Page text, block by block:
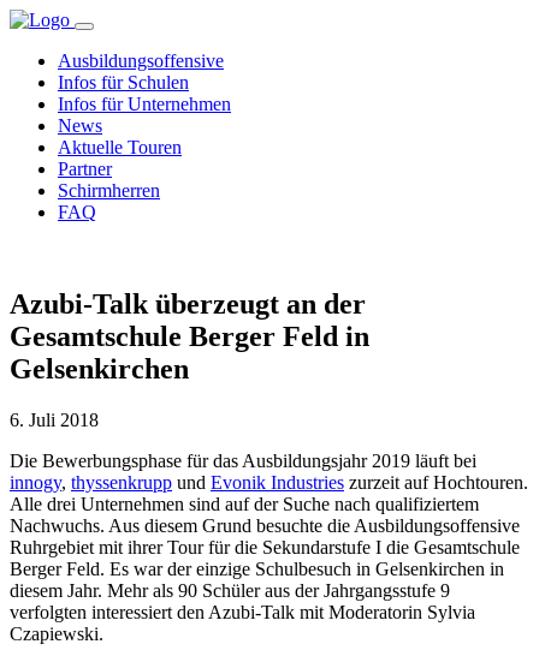
Ausbildungsoffensive
Infos für Schulen
Infos für Unternehmen
News
Aktuelle Touren
Partner
Schirmherren
FAQ
Azubi-Talk überzeugt an der
Gesamtschule Berger Feld in
Gelsenkirchen
6. Juli 2018
Die Bewerbungsphase für das Ausbildungsjahr 2019 läuft bei
innogy, thyssenkrupp und Evonik Industries zurzeit auf Hochtouren.
Alle drei Unternehmen sind auf der Suche nach qualifiziertem
Nachwuchs. Aus diesem Grund besuchte die Ausbildungsoffensive
Ruhrgebiet mit ihrer Tour für die Sekundarstufe I die Gesamtschule
Berger Feld. Es war der einzige Schulbesuch in Gelsenkirchen in
diesem Jahr. Mehr als 90 Schüler aus der Jahrgangsstufe 9
verfolgten interessiert den Azubi-Talk mit Moderatorin Sylvia
Czapiewski.